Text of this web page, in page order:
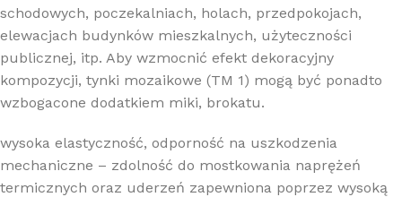
schodowych, poczekalniach, holach, przedpokojach,
elewacjach budynków mieszkalnych, użyteczności
publicznej, itp. Aby wzmocnić efekt dekoracyjny
kompozycji, tynki mozaikowe (TM 1) mogą być ponadto
wzbogacone dodatkiem miki, brokatu.
wysoka elastyczność, odporność na uszkodzenia
mechaniczne – zdolność do mostkowania naprężeń
termicznych oraz uderzeń zapewniona poprzez wysoką